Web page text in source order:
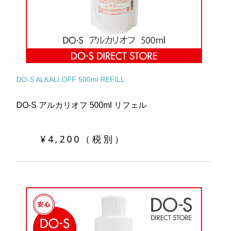
DO-S ALKALI OFF 500ml REFILL
DO-S アルカリオフ 500ml リフェル
¥4,200（税別）